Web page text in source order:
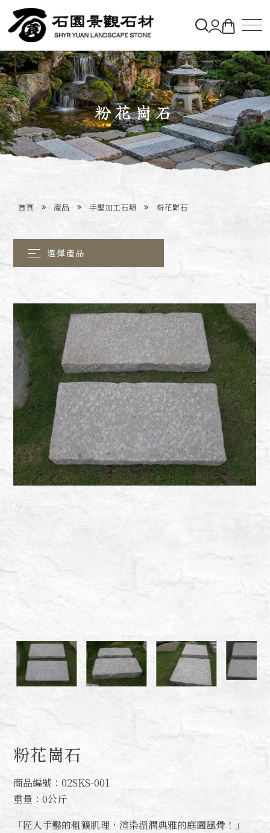
關於石園
石材&購物車
造景實績
粉花崗石
首頁 產品 手鑿加工石類 粉花崗石
粉花崗石
商品編號：02SKS-001
重量：0公斤
「匠人手鑿的粗獷肌理，渲染溫潤典雅的庭園風骨！」